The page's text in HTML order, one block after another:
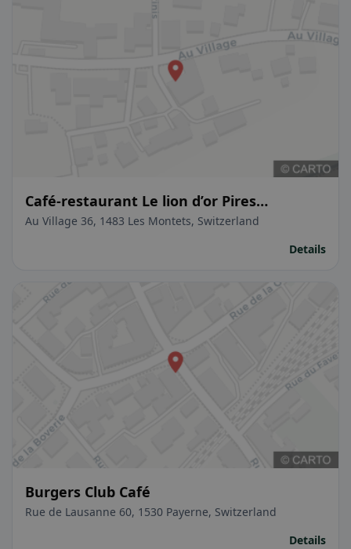
Café-restaurant Le lion d’or Pires
Fernanda
Au Village 36, 1483 Les Montets, Switzerland
Details
Burgers Club Café
Rue de Lausanne 60, 1530 Payerne, Switzerland
Details